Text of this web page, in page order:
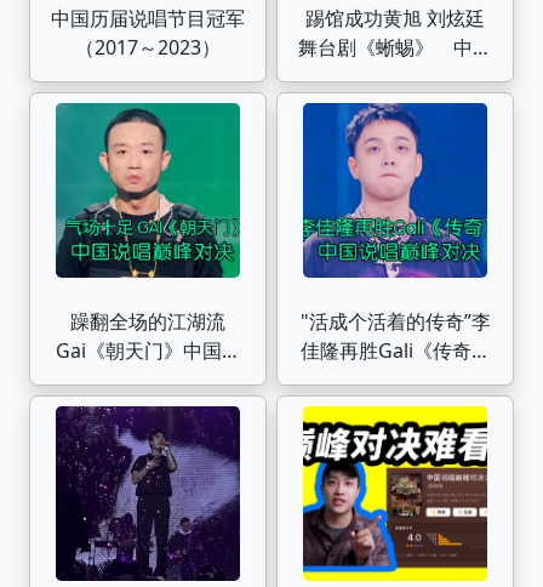
中国历届说唱节目冠军
（2017～2023）
踢馆成功黄旭 刘炫廷
舞台剧《蜥蜴》 中国
说唱巅峰对决
躁翻全场的江湖流
Gai《朝天门》中国说
唱巅峰对决
"活成个活着的传奇”李
佳隆再胜Gali《传奇》
中国说唱巅峰对决